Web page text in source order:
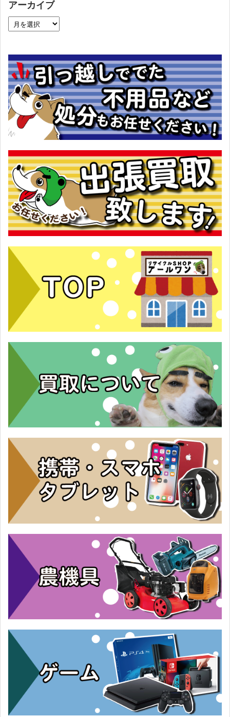
アーカイブ